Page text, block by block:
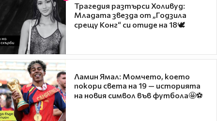
Трагедия разтърси Холивуд:
Младата звезда от „Годзила
срещу Конг“ си отиде на 18🕊️
Ламин Ямал: Момчето, което
покори света на 19 — историята
на новия символ във футбола🤩⚽